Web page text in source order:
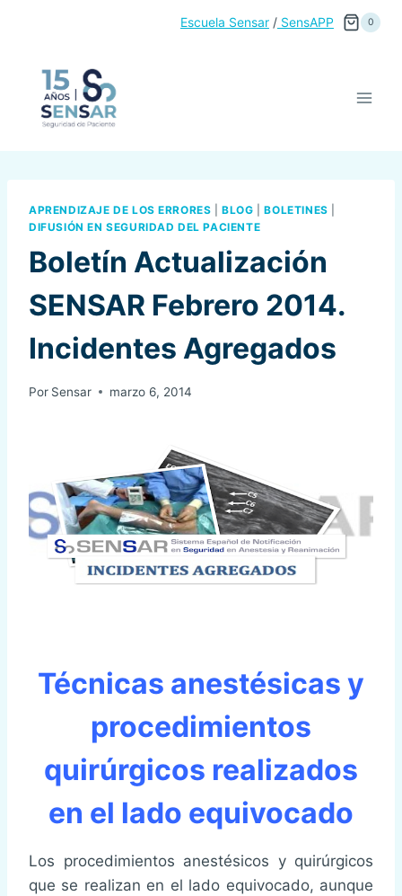
Escuela Sensar/SensAPP 0
APRENDIZAJE DE LOS ERRORES |BLOG |BOLETINES
DIFUSIÓN EN SEGURIDAD DEL PACIENTE
Boletín Actualización
SENSAR Febrero 2014.
Incidentes Agregados
Por Sensar marzo 6, 2014
Técnicas anestésicas y
procedimientos
quirúrgicos realizados
en el lado equivocado
Los procedimientos anestésicos y quirúrgicos
que se realizan en el lado equivocado, aunque